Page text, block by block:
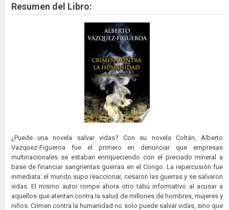
Resumen del Libro:
¿Puede una novela salvar vidas? Con su novela Coltán, Alberto
Vazquez-Figueroa fue el primero en denunciar que empresas
multinacionales se estaban enriqueciendo con el preciado mineral a
base de financiar sangrientas guerras en el Congo. La repercusión fue
inmediata: el mundo supo reaccionar, cesaron las guerras y se salvaron
vidas. El mismo autor rompe ahora otro tabú informativo al acusar a
aquellos que atentan contra la salud de millones de hombres, mujeres y
niños. Crimen contra la humanidad no solo puede salvar vidas, sino que